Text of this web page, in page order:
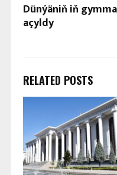
Dünýäniň iň
açyldy
RELATED POSTS